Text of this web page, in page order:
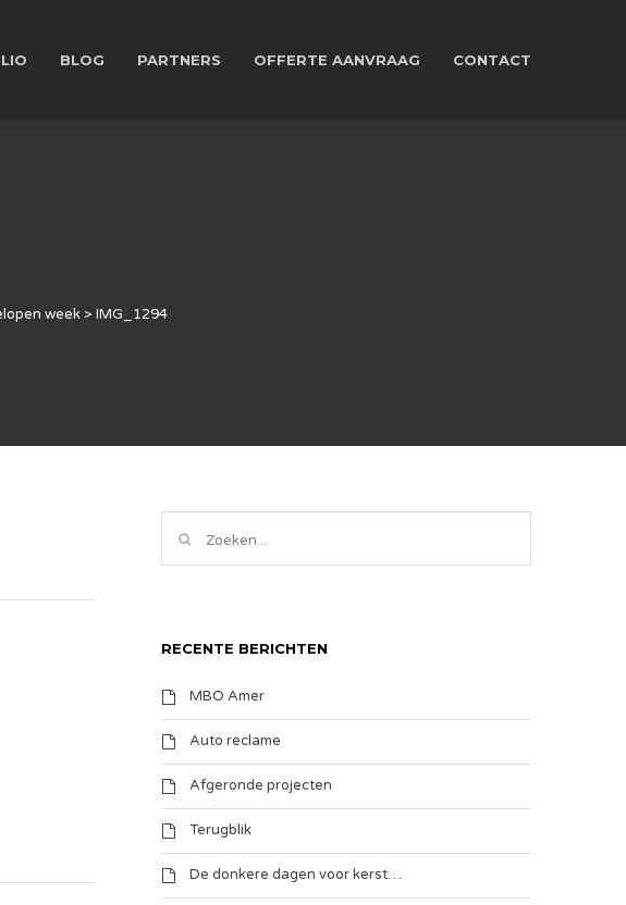
BLOG PARTNERS OFFERTE AANVRAAG CONTACT
week> IMG_1294
RECENTE BERICHTEN
MBO Amer
Auto reclame
Afgeronde projecten
Terugblik
De donkere dagen voor kerst…